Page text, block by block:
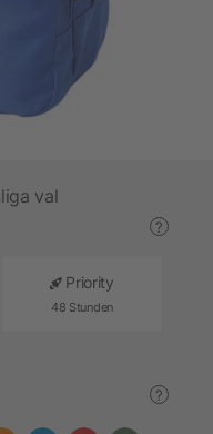
val
?
Priority
48 Stunden
?